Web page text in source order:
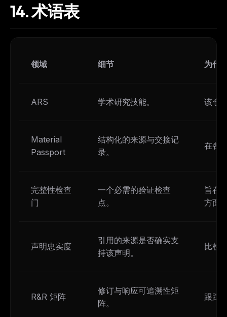
14.术语表
领域 细节 为什
ARS 学术研究技能。 该仓
Material
Passport
结构化的来源与交接记
录。
在各
完整性检查
门
一个必需的验证检查
点。
旨在
方面
声明忠实度
引用的来源是否确实支
持该声明。
比检
R&R 矩阵
修订与响应可追溯性矩
阵。
跟踪